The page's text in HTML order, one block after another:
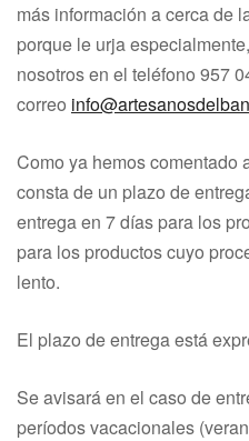
más información a cerca de
porque le urja
nosotros en el teléfono 957
correo i
Como ya hemos comentado
consta de un plazo de
entrega en 7 días para los
para los productos cuyo
lento.
El plazo de entrega está
Se avisará en el caso de
períodos vacacionales